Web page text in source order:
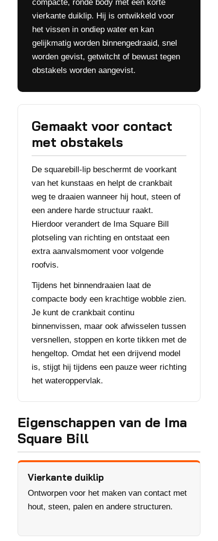
compacte, ronde body met een korte
vierkante duiklip. Hij is ontwikkeld voor
het vissen in ondiep water en kan
gelijkmatig worden binnengedraaid, snel
worden gevist, getwitcht of bewust tegen
obstakels worden aangevist.
Gemaakt voor contact
met obstakels
De squarebill-lip beschermt de voorkant
van het kunstaas en helpt de crankbait
weg te draaien wanneer hij hout, steen of
een andere harde structuur raakt.
Hierdoor verandert de Ima Square Bill
plotseling van richting en ontstaat een
extra aanvalsmoment voor volgende
roofvis.
Tijdens het binnendraaien laat de
compacte body een krachtige wobble zien.
Je kunt de crankbait continu
binnenvissen, maar ook afwisselen tussen
versnellen, stoppen en korte tikken met de
hengeltop. Omdat het een drijvend model
is, stijgt hij tijdens een pauze weer richting
het wateroppervlak.
Eigenschappen van de Ima
Square Bill
Vierkante duiklip
Ontworpen voor het maken van contact met
hout, steen, palen en andere structuren.